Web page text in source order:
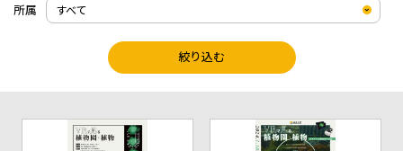
所属
絞り込む